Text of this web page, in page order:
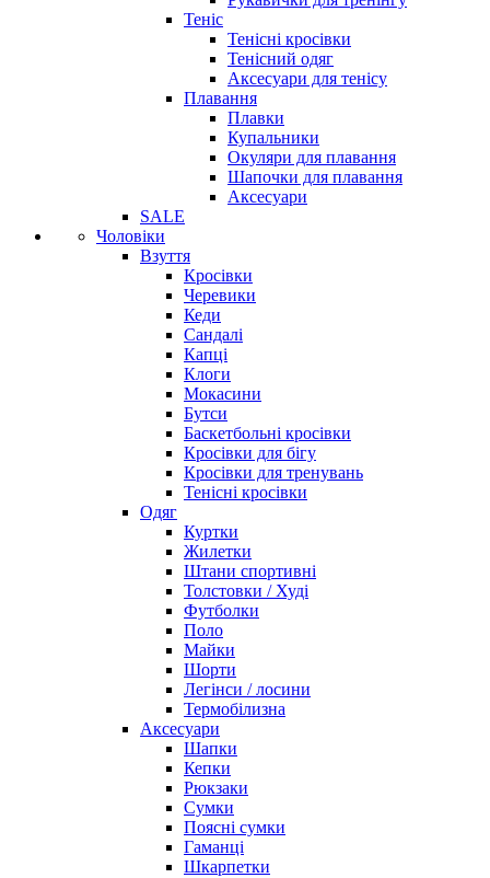
Теніс
Тенісні кросівки
Тенісний одяг
Аксесуари для тенісу
Плавання
Плавки
Купальники
Окуляри для плавання
Шапочки для плавання
Аксесуари
SALE
Чоловіки
Взуття
Кросівки
Черевики
Кеди
Сандалі
Капці
Клоги
Мокасини
Бутси
Баскетбольні кросівки
Кросівки для бігу
Кросівки для тренувань
Тенісні кросівки
Одяг
Куртки
Жилетки
Штани спортивні
Толстовки / Худі
Футболки
Поло
Майки
Шорти
Легінси / лосини
Термобілизна
Аксесуари
Шапки
Кепки
Рюкзаки
Сумки
Поясні сумки
Гаманці
Шкарпетки